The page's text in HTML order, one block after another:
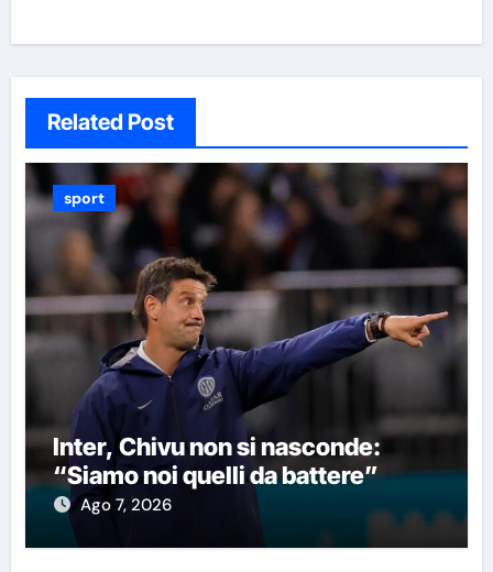
Related Post
sport
Inter, Chivu non si nasconde:
“Siamo noi quelli da battere”
Ago 7, 2026